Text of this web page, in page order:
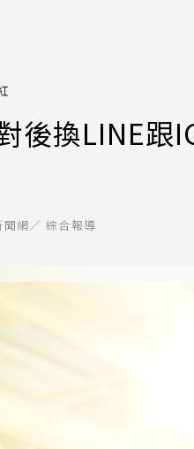
後換LINE跟
聞網／ 綜合報導